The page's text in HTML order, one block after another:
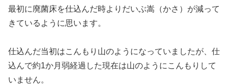
最初に廃菌床を仕込んだ時よりだいぶ嵩（かさ）が減って
きているように思います。
仕込んだ当初はこんもり山のようになっていましたが、仕
込んで約1か月弱経過した現在は山のようにこんもりして
いません。